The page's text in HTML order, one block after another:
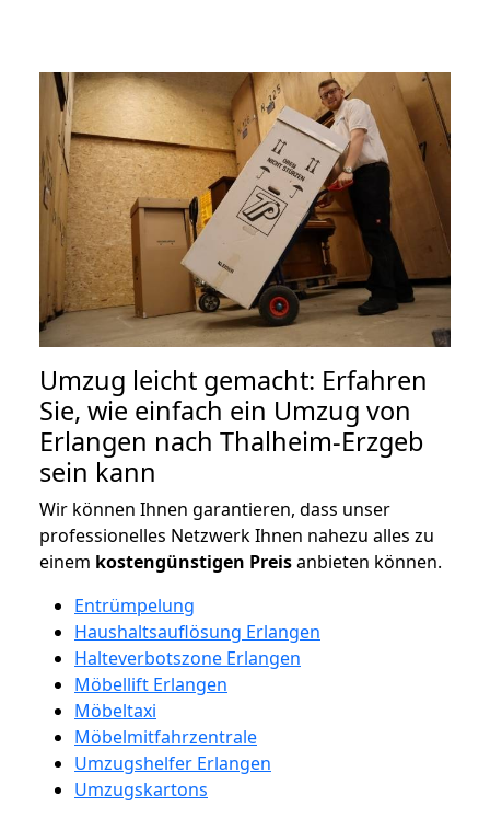
Umzug leicht gemacht: Erfahren
Sie, wie einfach ein Umzug von
Erlangen nach Thalheim-Erzgeb
sein kann
Wir können Ihnen garantieren, dass unser
professionelles Netzwerk Ihnen nahezu alles zu
einem kostengünstigen Preisanbieten können.
Entrümpelung
Haushaltsauflösung Erlangen
Halteverbotszone Erlangen
Möbellift Erlangen
Möbeltaxi
Möbelmitfahrzentrale
Umzugshelfer Erlangen
Umzugskartons